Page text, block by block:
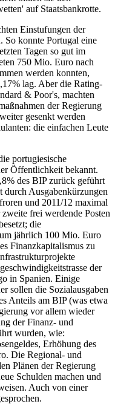
auf Staatsbankrotte.
Einstufungen der
konnte Portugal eine
Tagen so gut im
750 Mio. Euro nach
werden konnten,
lag. Aber die Rating-
& Poor's, machten
der Regierung
gesenkt werden
die einfachen Leute
portugiesische
Öffentlichkeit bekannt.
des BIP zurück geführt
Ausgabenkürzungen
und 2011/12 maximal
frei werdende Posten
die
um jährlich 100 Mio. Euro
Finanzkapitalismus zu
der
in Spanien. Einige
sollen die Sozialausgaben
Anteils am BIP (was etwa
vor allem wieder
der Finanz- und
wurden, wie:
Erhöhung des
Die Regional- und
Plänen der Regierung
Schulden machen und
Auch von einer